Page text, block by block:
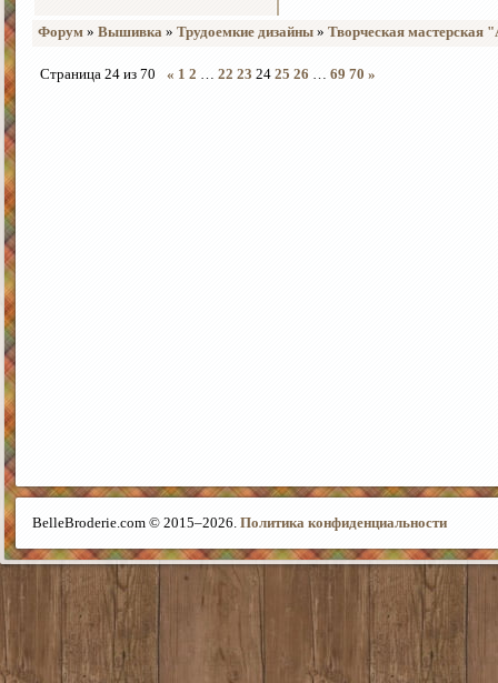
Форум » Вышивка » Трудоемкие дизайны » Творческая
Страница 24 из 70 « 1 2 … 22 23 24 25 26 … 69 70 »
BelleBroderie.com © 2015–2026. Политика конфиденциальности